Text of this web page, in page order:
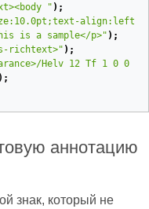
" );
is a sample</p>" );
richtext>" );
Helv 12 Tf 1 0 0
);
аннотацию
знак, который не